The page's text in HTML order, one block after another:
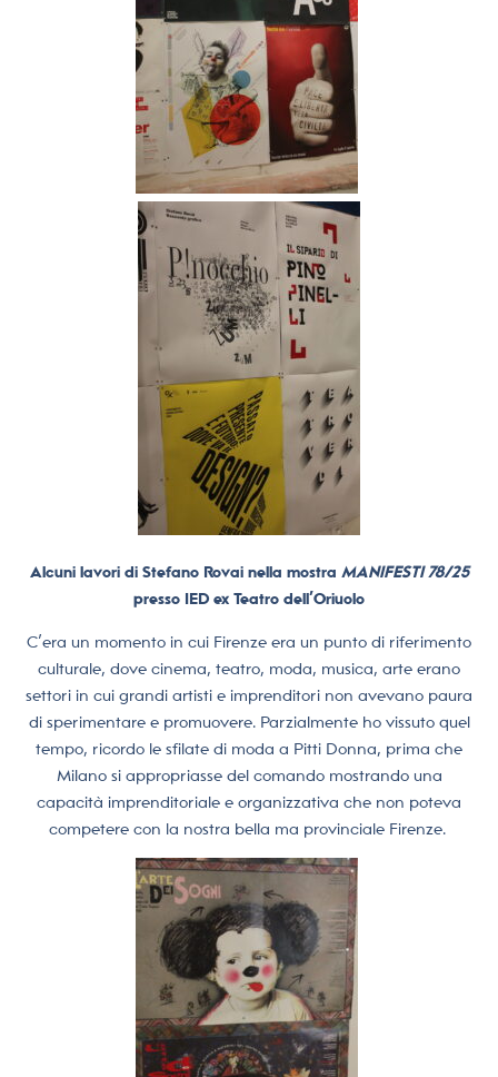
Alcuni lavori di Stefano Rovai nella mostra MANIFESTI 78/25
presso IED ex Teatro dell’Oriuolo
C’era un momento in cui Firenze era un punto di riferimento
culturale, dove cinema, teatro, moda, musica, arte erano
settori in cui grandi artisti e imprenditori non avevano paura
di sperimentare e promuovere. Parzialmente ho vissuto quel
tempo, ricordo le sfilate di moda a Pitti Donna, prima che
Milano si appropriasse del comando mostrando una
capacità imprenditoriale e organizzativa che non poteva
competere con la nostra bella ma provinciale Firenze.